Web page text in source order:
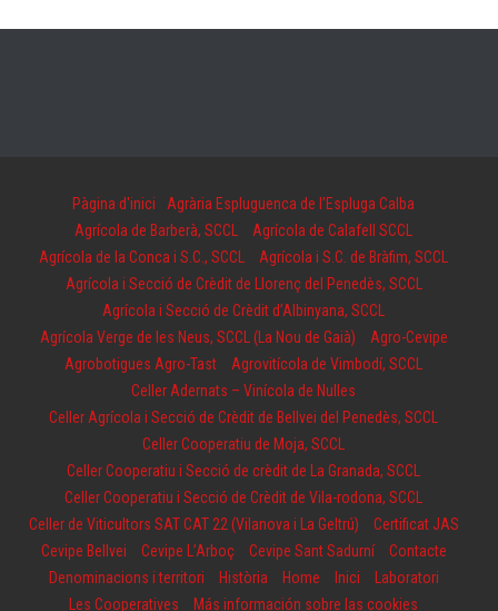
Pàgina d'inici
Agrària Espluguenca de l’Espluga Calba
Agrícola de Barberà, SCCL
Agrícola de Calafell SCCL
Agrícola de la Conca i S.C., SCCL
Agrícola i S.C. de Bràfim, SCCL
Agrícola i Secció de Crèdit de Llorenç del Penedès, SCCL
Agrícola i Secció de Crèdit d’Albinyana, SCCL
Agrícola Verge de les Neus, SCCL (La Nou de Gaià)
Agro-Cevipe
Agrobotigues Agro-Tast
Agrovitícola de Vimbodí, SCCL
Celler Adernats – Vinícola de Nulles
Celler Agrícola i Secció de Crèdit de Bellvei del Penedès, SCCL
Celler Cooperatiu de Moja, SCCL
Celler Cooperatiu i Secció de crèdit de La Granada, SCCL
Celler Cooperatiu i Secció de Crèdit de Vila-rodona, SCCL
Celler de Viticultors SAT CAT 22 (Vilanova i La Geltrú)
Certificat JAS
Cevipe Bellvei
Cevipe L’Arboç Cevipe Sant Sadurní
Contacte
Denominacions i territori
Història Home Inici
Laboratori
Les Cooperatives
Más información sobre las cookies